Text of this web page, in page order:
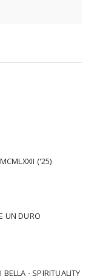
('25)
UN DURO
- SPIRITUALITY